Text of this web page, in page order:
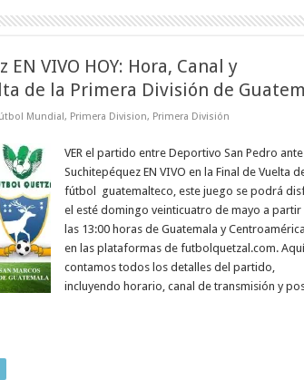
VIVO HOY: Hora, Canal y
de la Primera División de
Mundial, Primera Division, Primera División
VER el partido entre Deportivo San Pedro ante
Suchitepéquez EN VIVO en la Final de Vuelta
fútbol guatemalteco, este juego se podrá
el esté domingo veinticuatro de mayo a partir
las 13:00 horas de Guatemala y Centroamérica
en las plataformas de futbolquetzal.com.
contamos todos los detalles del partido,
incluyendo horario, canal de transmisión y